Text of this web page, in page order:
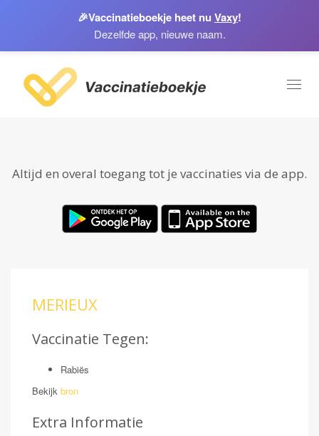
🎉Vaccinatieboekje heet nu Vaxy!
Dezelfde app, nieuwe naam.
Altijd en overal toegang tot je vaccinaties via de app.
MERIEUX
Vaccinatie Tegen:
Rabiës
Bekijk bron
Extra Informatie